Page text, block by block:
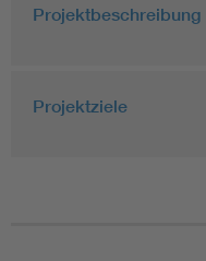
Projektbeschreibung
Projektziele